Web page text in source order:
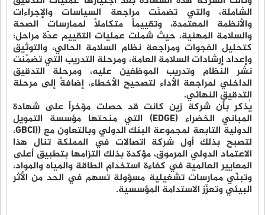
الشاملة، والتي تضمنّت مراجعة السياسات والإجراءات
والأنظمة المعتمدة، وتقييماً متكاملاً لممارسات الصحة
والسلامة المهنية، حيث شملت عمليات التقييم عدّة مراحل؛
كتحليل الفجوات ومراجعة نظام السلامة الحالي، والتوثيق
وإعداد إرشادات السلامة العامة، ومرحلة التدريب التي تضمّنت
نشر النظام وتدريب الموظفين عليه، ومرحلة التدقيق
الداخلي لمراجعة الأداء لتصحيح الأخطاء، إضافةً إلى مرحلة
التدقيق النهائي.
يُذكر بأن شركة زين كانت قد حصلت مؤخراً على شهادة
المباني الخضراء (EDGE) التي منحتها مؤسسة التمويل
الدولية التابعة لمجموعة البنك الدولي وبالتعاون مع ((GBCI،
لتصبح بذلك أول شركة اتصالات في المملكة تنال هذا
الاعتماد الدولي المرموق، مؤكدة بذلك التزامها بتطبيق أعلى
المعايير العالمية في كفاءة استخدام الطاقة والمياه والمواد،
وتبنّي ممارسات تشغيلية مسؤولة تُسهم في الحد من الأثر
البيئي وتعزّز الاستدامة المؤسسية.